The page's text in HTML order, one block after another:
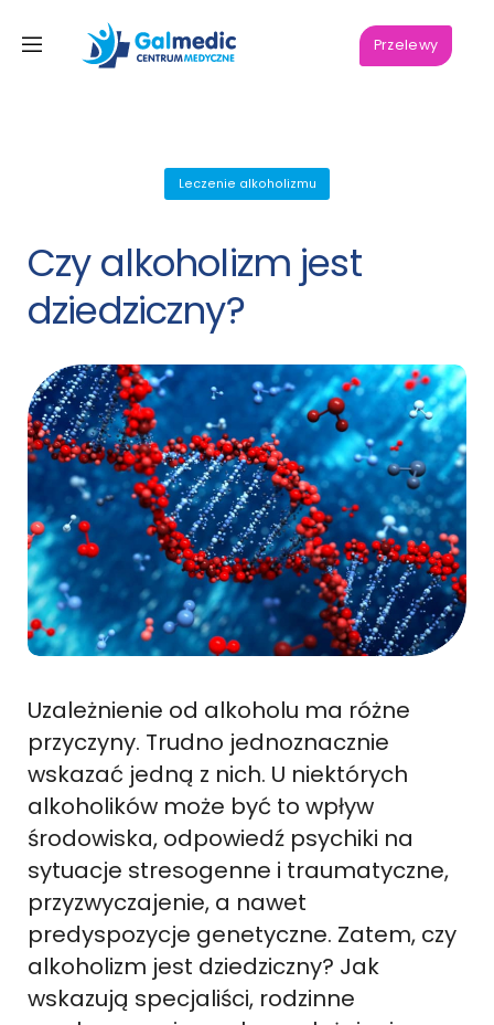
Przelewy
Leczenie alkoholizmu
Czy alkoholizm jest
dziedziczny?
Uzależnienie od alkoholu ma różne
przyczyny. Trudno jednoznacznie
wskazać jedną z nich. U niektórych
alkoholików może być to wpływ
środowiska, odpowiedź psychiki na
sytuacje stresogenne i traumatyczne,
przyzwyczajenie, a nawet
predyspozycje genetyczne. Zatem, czy
alkoholizm jest dziedziczny? Jak
wskazują specjaliści, rodzinne